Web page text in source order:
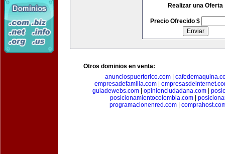
Realizar una Oferta
Precio Ofrecido $
Otros dominios en venta:
anunciospuertorico.com|
empresadefamilia.com
guiadewebs.com
opinionciudadana.com
posicionamientocolombia.com|
programacionenred.com